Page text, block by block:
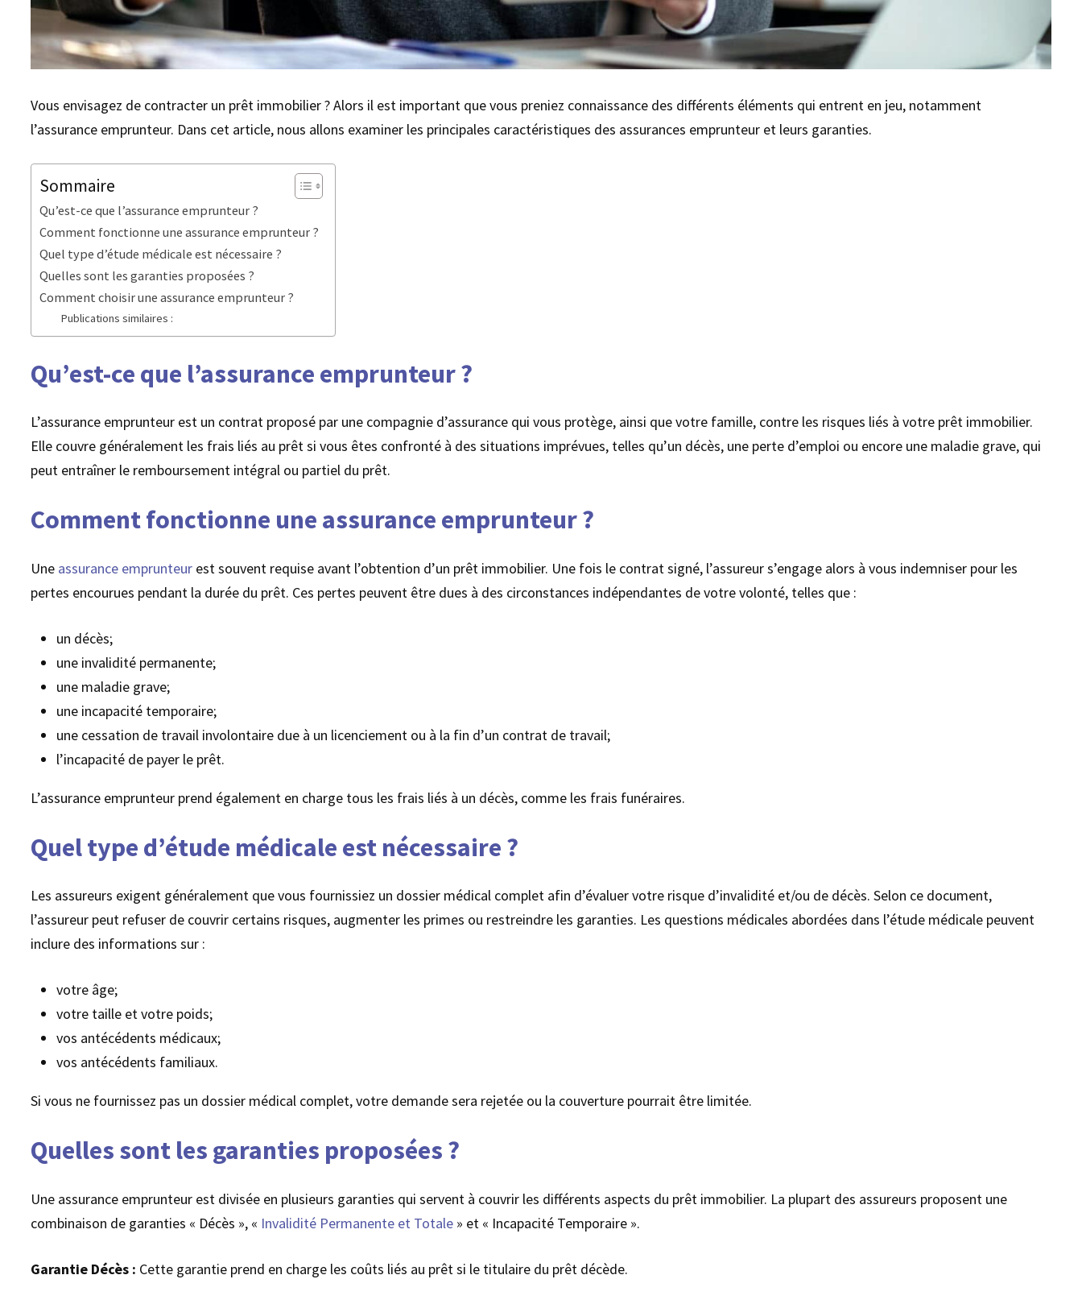
Vous envisagez de contracter un prêt immobilier ? Alors il est important que vous preniez connaissance des différents éléments qui entrent en jeu, notamment
l’assurance emprunteur. Dans cet article, nous allons examiner les principales caractéristiques des assurances emprunteur et leurs garanties.
Sommaire
Qu’est-ce que l’assurance emprunteur ?
Comment fonctionne une assurance emprunteur ?
Quel type d’étude médicale est nécessaire ?
Quelles sont les garanties proposées ?
Comment choisir une assurance emprunteur ?
Publications similaires :
Qu’est-ce que l’assurance emprunteur ?
L’assurance emprunteur est un contrat proposé par une compagnie d’assurance qui vous protège, ainsi que votre famille, contre les risques liés à votre prêt immobilier.
Elle couvre généralement les frais liés au prêt si vous êtes confronté à des situations imprévues, telles qu’un décès, une perte d’emploi ou encore une maladie grave, qui
peut entraîner le remboursement intégral ou partiel du prêt.
Comment fonctionne une assurance emprunteur ?
Une assurance emprunteur est souvent requise avant l’obtention d’un prêt immobilier. Une fois le contrat signé, l’assureur s’engage alors à vous indemniser pour les
pertes encourues pendant la durée du prêt. Ces pertes peuvent être dues à des circonstances indépendantes de votre volonté, telles que :
un décès;
une invalidité permanente;
une maladie grave;
une incapacité temporaire;
une cessation de travail involontaire due à un licenciement ou à la fin d’un contrat de travail;
l’incapacité de payer le prêt.
L’assurance emprunteur prend également en charge tous les frais liés à un décès, comme les frais funéraires.
Quel type d’étude médicale est nécessaire ?
Les assureurs exigent généralement que vous fournissiez un dossier médical complet afin d’évaluer votre risque d’invalidité et/ou de décès. Selon ce document,
l’assureur peut refuser de couvrir certains risques, augmenter les primes ou restreindre les garanties. Les questions médicales abordées dans l’étude médicale peuvent
inclure des informations sur :
votre âge;
votre taille et votre poids;
vos antécédents médicaux;
vos antécédents familiaux.
Si vous ne fournissez pas un dossier médical complet, votre demande sera rejetée ou la couverture pourrait être limitée.
Quelles sont les garanties proposées ?
Une assurance emprunteur est divisée en plusieurs garanties qui servent à couvrir les différents aspects du prêt immobilier. La plupart des assureurs proposent une
combinaison de garanties « Décès », « Invalidité Permanente et Totale » et « Incapacité Temporaire ».
Garantie Décès : Cette garantie prend en charge les coûts liés au prêt si le titulaire du prêt décède.